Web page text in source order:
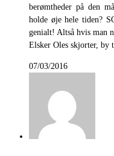
berømtheder på den
holde øje hele tiden?
genialt! Altså hvis man
Elsker Oles skjorter, by
07/03/2016